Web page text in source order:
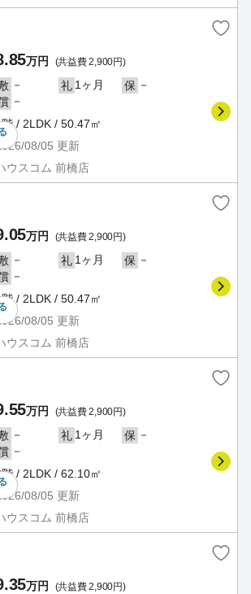
万円 (共益費 2,900円)
－ 礼 1ヶ月 保 －
－
/ 2LDK / 50.47㎡
08/05 更新
ウスコム 前橋店
万円 (共益費 2,900円)
－ 礼 1ヶ月 保 －
－
/ 2LDK / 50.47㎡
08/05 更新
ウスコム 前橋店
万円 (共益費 2,900円)
－ 礼 1ヶ月 保 －
－
/ 2LDK / 62.10㎡
08/05 更新
ウスコム 前橋店
万円 (共益費 2,900円)